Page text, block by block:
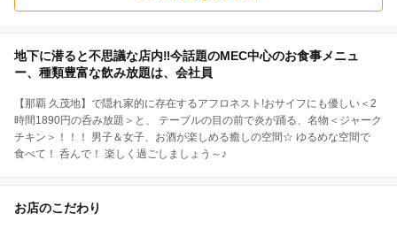
地下に潜ると不思議な店内‼今話題のMEC中心のお食事メニュ
ー、種類豊富な飲み放題は、会社員
【那覇 久茂地】で隠れ家的に存在するアフロネスト!おサイフにも優しい＜2
時間1890円の呑み放題＞と、 テーブルの目の前で炎が踊る、名物＜ジャーク
チキン＞！！！ 男子＆女子、お酒が楽しめる癒しの空間☆ ゆるめな空間で
食べて！ 呑んで！ 楽しく過ごしましょう～♪
お店のこだわり